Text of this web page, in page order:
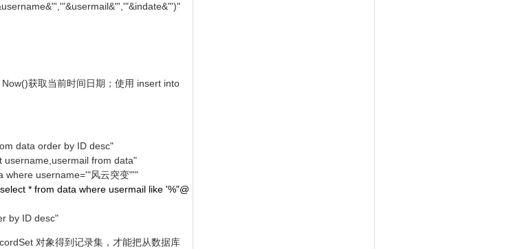
获取当前时间日期；使用 insert into
data order by ID desc"
from data"
username='"风云突变"'"
* from data where usermail like '%"@
by ID desc"
对象得到记录集，才能把从数据库